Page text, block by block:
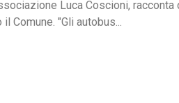
Luca Coscioni, racconta
Comune. "Gli autobus...